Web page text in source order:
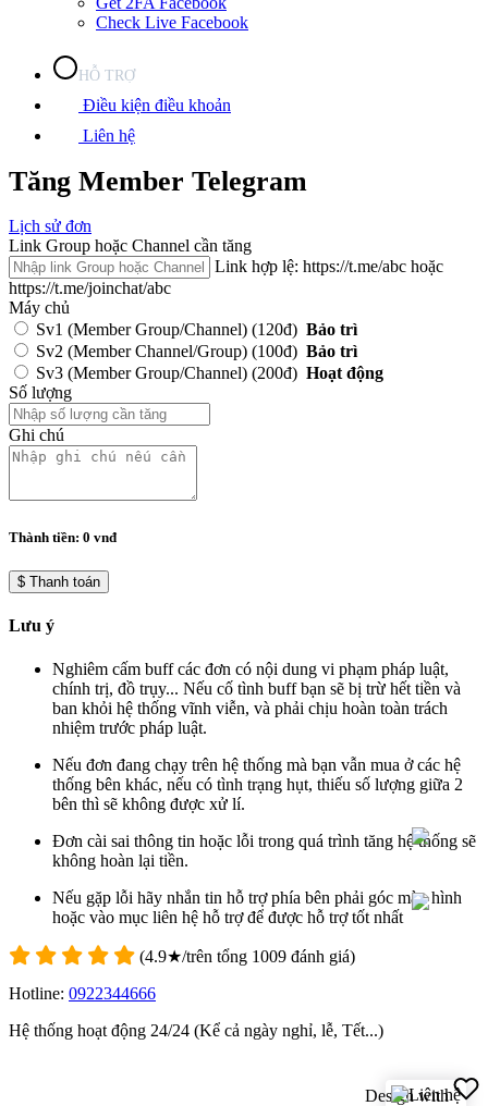
Check Live Facebook
HỖ TRỢ
Điều kiện điều khoản
Liên hệ
Tăng Member Telegram
Lịch sử đơn
Link Group hoặc Channel cần tăng
Link hợp lệ: https://t.me/abc hoặc
https://t.me/joinchat/abc
Máy chủ
Sv1 (Member Group/Channel) (120đ) Bảo trì
Sv2 (Member Channel/Group) (100đ) Bảo trì
Sv3 (Member Group/Channel) (200đ) Hoạt động
Số lượng
Ghi chú
Thành tiền: 0 vnđ
$ Thanh toán
Lưu ý
Nghiêm cấm buff các đơn có nội dung vi phạm pháp luật,
chính trị, đồ trụy... Nếu cố tình buff bạn sẽ bị trừ hết tiền và
ban khỏi hệ thống vĩnh viễn, và phải chịu hoàn toàn trách
nhiệm trước pháp luật.
Nếu đơn đang chạy trên hệ thống mà bạn vẫn mua ở các hệ
thống bên khác, nếu có tình trạng hụt, thiếu số lượng giữa 2
bên thì sẽ không được xử lí.
Đơn cài sai thông tin hoặc lỗi trong quá trình tăng hệ thống sẽ
không hoàn lại tiền.
Nếu gặp lỗi hãy nhắn tin hỗ trợ phía bên phải góc màn hình
hoặc vào mục liên hệ hỗ trợ để được hỗ trợ tốt nhất
(4.9★/trên tổng 1009 đánh giá)
Hotline: 0922344666
Hệ thống hoạt động 24/24 (Kể cả ngày nghỉ, lễ, Tết...)
Design with